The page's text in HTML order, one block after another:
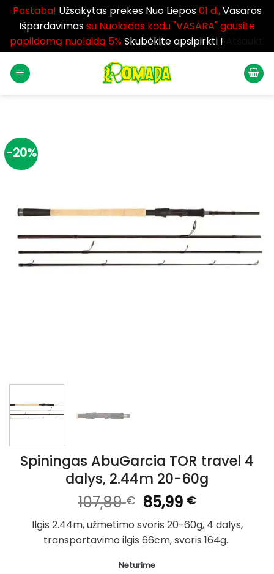
Pastaba! Užsakytas prekes Nuo Liepos01 d.,Vasaros
Išpardavimassu Nuolaidos kodu "VASARA" gausite
papildomą nuolaidą 5%Skubėkite apsipirkti !
-20%
Spiningas AbuGarcia TOR travel 4
dalys, 2.44m 20-60g
107,89€ Original
price
was:
107,89 €.
85,99 €Current
price
is:
85,99 €.
Ilgis 2.44m, užmetimo svoris 20-60g, 4 dalys,
transportavimo ilgis 66cm, svoris 164g.
Neturime